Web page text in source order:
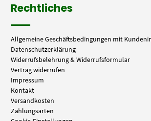
Rechtliches
Allgemeine Geschäftsbedingungen mit
Datenschutzerklärung
Widerrufsbelehrung & Widerrufsformular
Vertrag widerrufen
Impressum
Kontakt
Versandkosten
Zahlungsarten